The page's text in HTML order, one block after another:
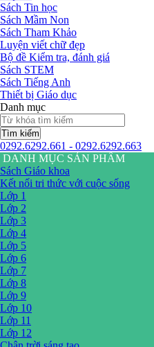
Sách Tin học
Sách Mầm Non
Sách Tham Khảo
Luyện viết chữ đẹp
Bộ đề Kiểm tra, đánh giá
Sách STEM
Sách Tiếng Anh
Thiết bị Giáo dục
Danh mục
Tìm kiếm
0292.6292.661 - 0292.6292.663
DANH MỤC SẢN PHẨM
Sách Giáo khoa
Kết nối tri thức với cuộc sống
Lớp 1
Lớp 2
Lớp 3
Lớp 4
Lớp 5
Lớp 6
Lớp 7
Lớp 8
Lớp 9
Lớp 10
Lớp 11
Lớp 12